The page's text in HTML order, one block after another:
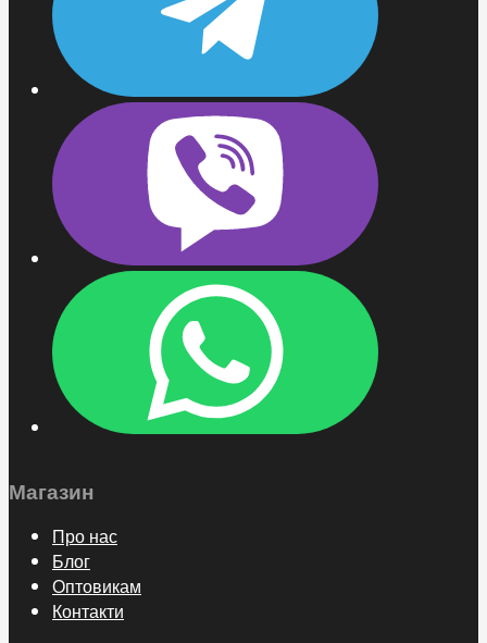
Магазин
Про нас
Блог
Оптовикам
Контакти